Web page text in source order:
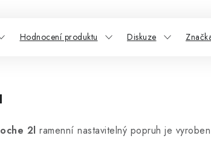
Hodnocení produktu Diskuze
2l ramenní nastavitelný popruh je